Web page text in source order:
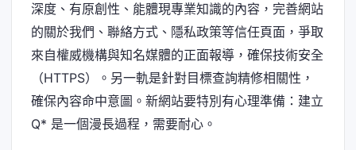
深度、有原創性、能體現專業知識的內容，完善網站
的關於我們、聯絡方式、隱私政策等信任頁面，爭取
來自權威機構與知名媒體的正面報導，確保技術安全
（HTTPS）。另一軌是針對目標查詢精修相關性，
確保內容命中意圖。新網站要特別有心理準備：建立
Q* 是一個漫長過程，需要耐心。